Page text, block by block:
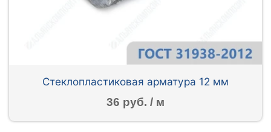
Стеклопластиковая арматура 12 мм
36 руб. / м